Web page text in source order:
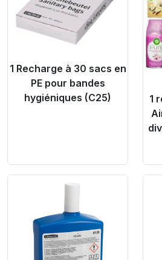
1 Recharge à 30 sacs en
PE pour bandes
hygiéniques (C25)
1